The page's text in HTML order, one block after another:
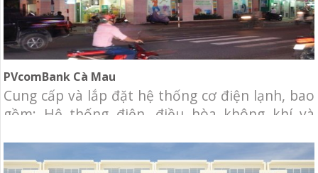
PVcomBank Cà Mau
Cung cấp và lắp đặt hệ thống cơ điện lạnh, bao
gồm: Hệ thống điện, điều hòa không khí và
camera, báo động, báo cháy.